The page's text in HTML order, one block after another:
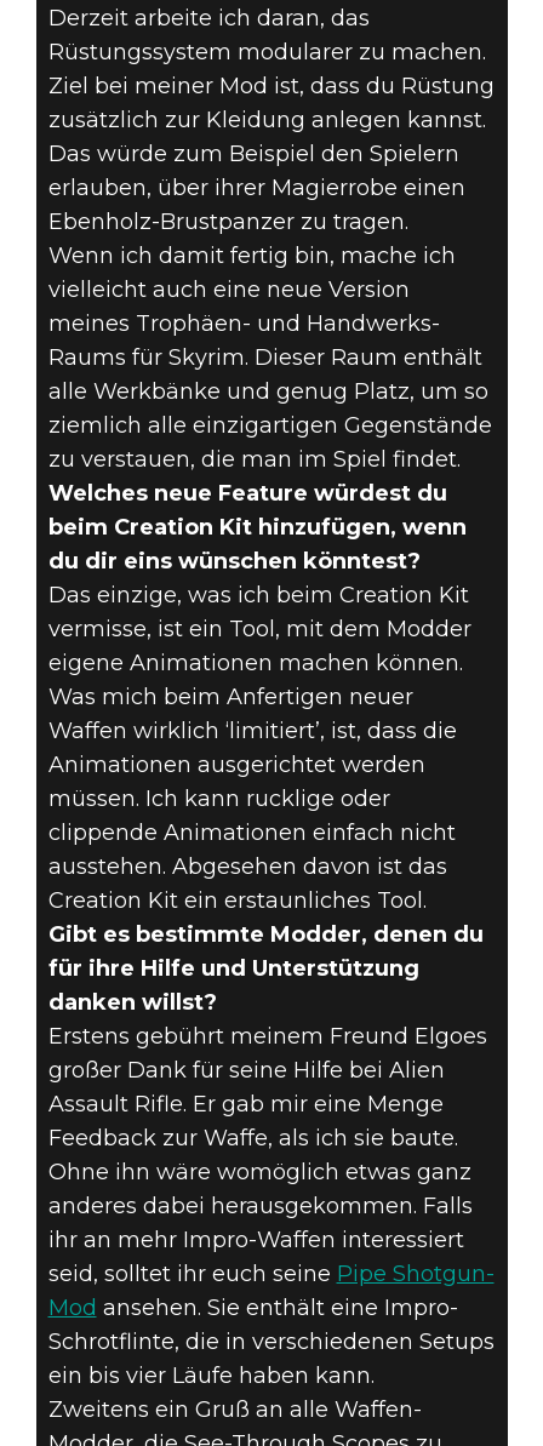
Derzeit arbeite ich daran, das
Rüstungssystem modularer zu machen.
Ziel bei meiner Mod ist, dass du Rüstung
zusätzlich zur Kleidung anlegen kannst.
Das würde zum Beispiel den Spielern
erlauben, über ihrer Magierrobe einen
Ebenholz-Brustpanzer zu tragen.
Wenn ich damit fertig bin, mache ich
vielleicht auch eine neue Version
meines Trophäen- und Handwerks-
Raums für Skyrim. Dieser Raum enthält
alle Werkbänke und genug Platz, um so
ziemlich alle einzigartigen Gegenstände
zu verstauen, die man im Spiel findet.
Welches neue Feature würdest du
beim Creation Kit hinzufügen, wenn
du dir eins wünschen könntest?
Das einzige, was ich beim Creation Kit
vermisse, ist ein Tool, mit dem Modder
eigene Animationen machen können.
Was mich beim Anfertigen neuer
Waffen wirklich ‘limitiert’, ist, dass die
Animationen ausgerichtet werden
müssen. Ich kann rucklige oder
clippende Animationen einfach nicht
ausstehen. Abgesehen davon ist das
Creation Kit ein erstaunliches Tool.
Gibt es bestimmte Modder, denen du
für ihre Hilfe und Unterstützung
danken willst?
Erstens gebührt meinem Freund Elgoes
großer Dank für seine Hilfe bei Alien
Assault Rifle. Er gab mir eine Menge
Feedback zur Waffe, als ich sie baute.
Ohne ihn wäre womöglich etwas ganz
anderes dabei herausgekommen. Falls
ihr an mehr Impro-Waffen interessiert
seid, solltet ihr euch seine Pipe Shotgun-
Mod ansehen. Sie enthält eine Impro-
Schrotflinte, die in verschiedenen Setups
ein bis vier Läufe haben kann.
Zweitens ein Gruß an alle Waffen-